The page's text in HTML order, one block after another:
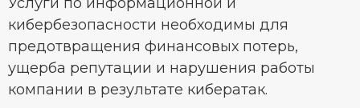
кибербезопасности необходимы для
предотвращения финансовых потерь,
ущерба репутации и нарушения работы
компании в результате кибератак.